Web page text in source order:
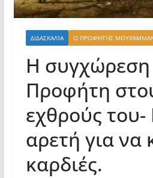
ΔΙΔΑΣΚΑΛΊΑ Ο ΠΡΟΦΉΤΗΣ
Η συγχώρεση
Προφήτη
εχθρούς
αρετή για να
καρδιές.